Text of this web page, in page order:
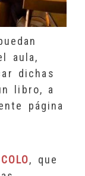
aula,
dichas
libro, a
página
, que